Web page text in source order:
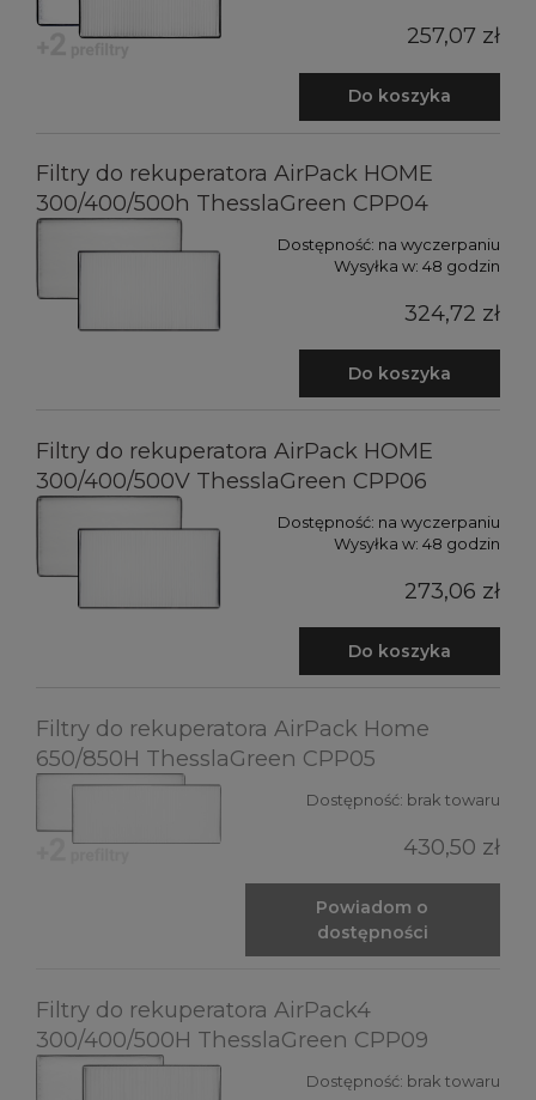
257,07 zł
Do koszyka
Filtry do rekuperatora AirPack HOME
300/400/500h ThesslaGreen CPP04
Dostępność: na wyczerpaniu
Wysyłka w: 48 godzin
324,72 zł
Do koszyka
Filtry do rekuperatora AirPack HOME
300/400/500V ThesslaGreen CPP06
Dostępność: na wyczerpaniu
Wysyłka w: 48 godzin
273,06 zł
Do koszyka
Filtry do rekuperatora AirPack Home
650/850H ThesslaGreen CPP05
Dostępność: brak towaru
430,50 zł
Powiadom o
dostępności
Filtry do rekuperatora AirPack4
300/400/500H ThesslaGreen CPP09
Dostępność: brak towaru